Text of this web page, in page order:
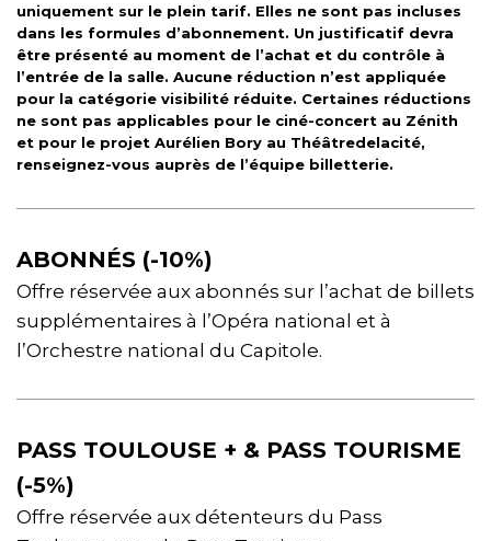
uniquement sur le plein tarif. Elles ne sont pas incluses
dans les formules d’abonnement. Un justificatif devra
être présenté au moment de l’achat et du contrôle à
l’entrée de la salle. Aucune réduction n’est appliquée
pour la catégorie visibilité réduite. Certaines réductions
ne sont pas applicables pour le ciné-concert au Zénith
et pour le projet Aurélien Bory au Théâtredelacité,
renseignez-vous auprès de l’équipe billetterie.
ABONNÉS (-10%)
Offre réservée aux abonnés sur l’achat de billets
supplémentaires à l’Opéra national et à
l’Orchestre national du Capitole.
PASS TOULOUSE + & PASS TOURISME
(-5%)
Offre réservée aux détenteurs du Pass